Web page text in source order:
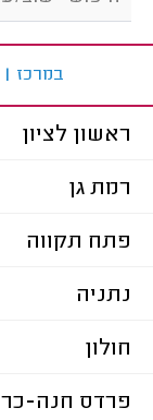
במרכז |
ראשון לציון
רמת גן
פתח תקווה
נתניה
חולון
פרדס חנה-